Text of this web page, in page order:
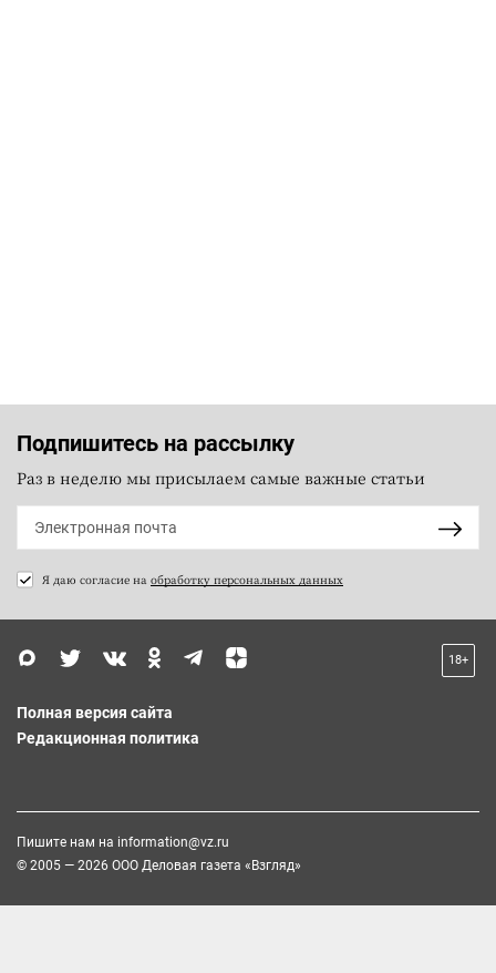
Подпишитесь на рассылку
Раз в неделю мы присылаем самые важные статьи
Я даю согласие на обработку персональных данных
18+
Полная версия сайта
Редакционная политика
Пишите нам на information@vz.ru
© 2005 — 2026 ООО Деловая газета «Взгляд»